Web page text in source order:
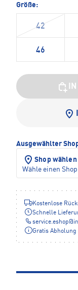
Größe:
42
46
Ausgewählter
Shop wählen
Wähle einen
Kostenlose
Schnelle
service.eshop@
Gratis